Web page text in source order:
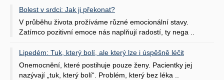
Bolest v srdci: Jak ji překonat?
V průběhu života prožíváme různé emocionální stavy.
Zatímco pozitivní emoce nás naplňují radostí, ty nega ..
Lipedém: Tuk, který bolí, ale který lze i úspěšně léčit
Onemocnění, které postihuje pouze ženy. Pacientky jej
nazývají „tuk, který bolí“. Problém, který bez léka ..